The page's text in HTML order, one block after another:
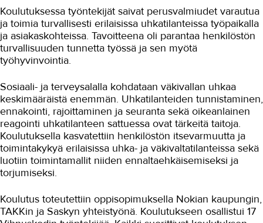
Koulutuksessa työntekijät saivat perusvalmiudet varautua
ja toimia turvallisesti erilaisissa uhkatilanteissa työpaikalla
ja asiakaskohteissa. Tavoitteena oli parantaa henkilöstön
turvallisuuden tunnetta työssä ja sen myötä
työhyvinvointia.
Sosiaali- ja terveysalalla kohdataan väkivallan uhkaa
keskimääräistä enemmän. Uhkatilanteiden tunnistaminen,
ennakointi, rajoittaminen ja seuranta sekä oikeanlainen
reagointi uhkatilanteen sattuessa ovat tärkeitä taitoja.
Koulutuksella kasvatettiin henkilöstön itsevarmuutta ja
toimintakykyä erilaisissa uhka- ja väkivaltatilanteissa sekä
luotiin toimintamallit niiden ennaltaehkäisemiseksi ja
torjumiseksi.
Koulutus toteutettiin oppisopimuksella Nokian kaupungin,
TAKKin ja Saskyn yhteistyönä. Koulutukseen osallistui 17